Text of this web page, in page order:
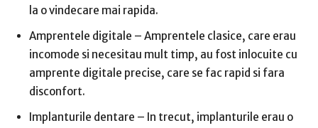
la o vindecare mai rapida.
Amprentele digitale – Amprentele clasice, care erau
incomode si necesitau mult timp, au fost inlocuite cu
amprente digitale precise, care se fac rapid si fara
disconfort.
Implanturile dentare – In trecut, implanturile erau o